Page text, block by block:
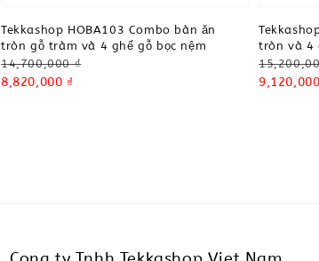
Tekkashop HOBA103 Combo bàn ăn
tròn gỗ tràm và 4 ghế gỗ bọc nệm
Regular
price
14,700,000 ₫
Sale
8,820,000 ₫
tròn và 4
Regular
price
Sale